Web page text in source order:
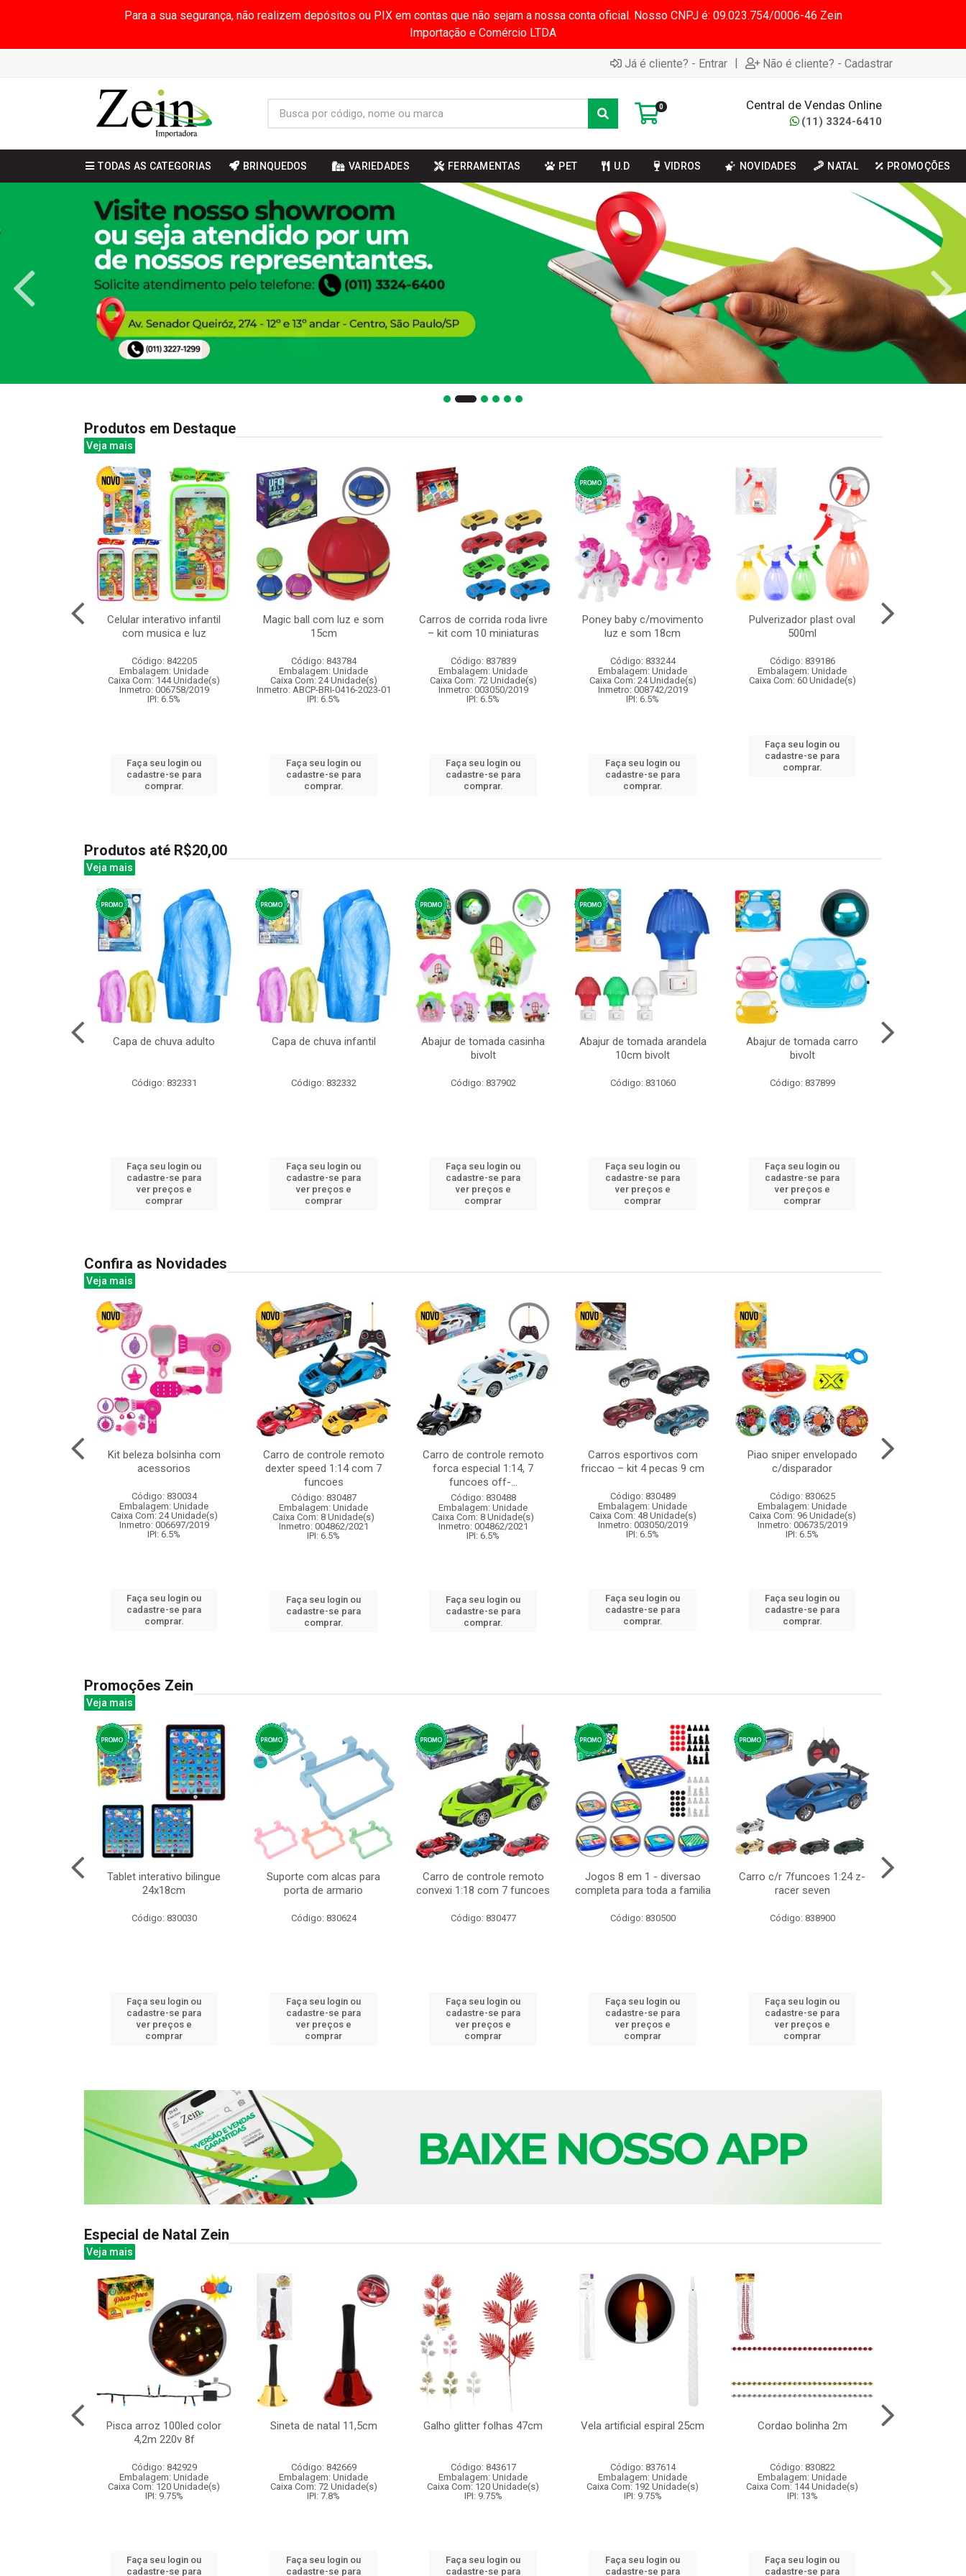
Para a sua segurança, não realizem depósitos ou PIX em contas que não sejam a nossa conta oficial. Nosso CNPJ é: 09.023.754/0006-46 Zein
Importação e Comércio LTDA
Já é cliente? - Entrar | Não é cliente? - Cadastrar
0 Central de Vendas Online
(11) 3324-6410
TODAS AS CATEGORIAS BRINQUEDOS VARIEDADES FERRAMENTAS PET U.D VIDROS NOVIDADES NATAL PROMOÇÕES
Produtos em Destaque
Veja mais
Celular interativo infantil
com musica e luz
Código: 842205
Embalagem: Unidade
Caixa Com: 144 Unidade(s)
Inmetro: 006758/2019
IPI: 6.5%
Faça seu login ou
cadastre-se para
comprar.
Magic ball com luz e som
15cm
Código: 843784
Embalagem: Unidade
Caixa Com: 24 Unidade(s)
Inmetro: ABCP-BRI-0416-2023-01
IPI: 6.5%
Faça seu login ou
cadastre-se para
comprar.
Carros de corrida roda livre
– kit com 10 miniaturas
Código: 837839
Embalagem: Unidade
Caixa Com: 72 Unidade(s)
Inmetro: 003050/2019
IPI: 6.5%
Faça seu login ou
cadastre-se para
comprar.
Poney baby c/movimento
luz e som 18cm
Código: 833244
Embalagem: Unidade
Caixa Com: 24 Unidade(s)
Inmetro: 008742/2019
IPI: 6.5%
Faça seu login ou
cadastre-se para
comprar.
Pulverizador plast oval
500ml
Código: 839186
Embalagem: Unidade
Caixa Com: 60 Unidade(s)
Faça seu login ou
cadastre-se para
comprar.
Produtos até R$20,00
Veja mais
Capa de chuva adulto
Código: 832331
Faça seu login ou
cadastre-se para
ver preços e
comprar
Capa de chuva infantil
Código: 832332
Faça seu login ou
cadastre-se para
ver preços e
comprar
Abajur de tomada casinha
bivolt
Código: 837902
Faça seu login ou
cadastre-se para
ver preços e
comprar
Abajur de tomada arandela
10cm bivolt
Código: 831060
Faça seu login ou
cadastre-se para
ver preços e
comprar
Abajur de tomada carro
bivolt
Código: 837899
Faça seu login ou
cadastre-se para
ver preços e
comprar
Confira as Novidades
Veja mais
Kit beleza bolsinha com
acessorios
Código: 830034
Embalagem: Unidade
Caixa Com: 24 Unidade(s)
Inmetro: 006697/2019
IPI: 6.5%
Faça seu login ou
cadastre-se para
comprar.
Carro de controle remoto
dexter speed 1:14 com 7
funcoes
Código: 830487
Embalagem: Unidade
Caixa Com: 8 Unidade(s)
Inmetro: 004862/2021
IPI: 6.5%
Faça seu login ou
cadastre-se para
comprar.
Carro de controle remoto
forca especial 1:14, 7
funcoes off-...
Código: 830488
Embalagem: Unidade
Caixa Com: 8 Unidade(s)
Inmetro: 004862/2021
IPI: 6.5%
Faça seu login ou
cadastre-se para
comprar.
Carros esportivos com
friccao – kit 4 pecas 9 cm
Código: 830489
Embalagem: Unidade
Caixa Com: 48 Unidade(s)
Inmetro: 003050/2019
IPI: 6.5%
Faça seu login ou
cadastre-se para
comprar.
Piao sniper envelopado
c/disparador
Código: 830625
Embalagem: Unidade
Caixa Com: 96 Unidade(s)
Inmetro: 006735/2019
IPI: 6.5%
Faça seu login ou
cadastre-se para
comprar.
Promoções Zein
Veja mais
Tablet interativo bilingue
24x18cm
Código: 830030
Faça seu login ou
cadastre-se para
ver preços e
comprar
Suporte com alcas para
porta de armario
Código: 830624
Faça seu login ou
cadastre-se para
ver preços e
comprar
Carro de controle remoto
convexi 1:18 com 7 funcoes
Código: 830477
Faça seu login ou
cadastre-se para
ver preços e
comprar
Jogos 8 em 1 - diversao
completa para toda a familia
Código: 830500
Faça seu login ou
cadastre-se para
ver preços e
comprar
Carro c/r 7funcoes 1:24 z-
racer seven
Código: 838900
Faça seu login ou
cadastre-se para
ver preços e
comprar
Especial de Natal Zein
Veja mais
Pisca arroz 100led color
4,2m 220v 8f
Código: 842929
Embalagem: Unidade
Caixa Com: 120 Unidade(s)
IPI: 9.75%
Faça seu login ou
cadastre-se para
Sineta de natal 11,5cm
Código: 842669
Embalagem: Unidade
Caixa Com: 72 Unidade(s)
IPI: 7.8%
Faça seu login ou
cadastre-se para
Galho glitter folhas 47cm
Código: 843617
Embalagem: Unidade
Caixa Com: 120 Unidade(s)
IPI: 9.75%
Faça seu login ou
cadastre-se para
Vela artificial espiral 25cm
Código: 837614
Embalagem: Unidade
Caixa Com: 192 Unidade(s)
IPI: 9.75%
Faça seu login ou
cadastre-se para
Cordao bolinha 2m
Código: 830822
Embalagem: Unidade
Caixa Com: 144 Unidade(s)
IPI: 13%
Faça seu login ou
cadastre-se para